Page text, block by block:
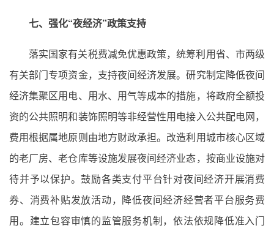
七、强化“夜经济”政策支持
落实国家有关税费减免优惠政策，统筹利用省、市两级
有关部门专项资金，支持夜间经济发展。研究制定降低夜间
经济集聚区用电、用水、用气等成本的措施，将政府全额投
资的公共照明和装饰照明等非经营性用电接入公共配电网，
费用根据属地原则由地方财政承担。改造利用城市核心区域
的老厂房、老仓库等设施发展夜间经济业态，按商业设施对
待并予以保护。鼓励各类支付平台针对夜间经济开展消费
券、消费补贴发放活动，降低夜间经济经营者平台服务费
用。建立包容审慎的监管服务机制，依法依规降低准入门